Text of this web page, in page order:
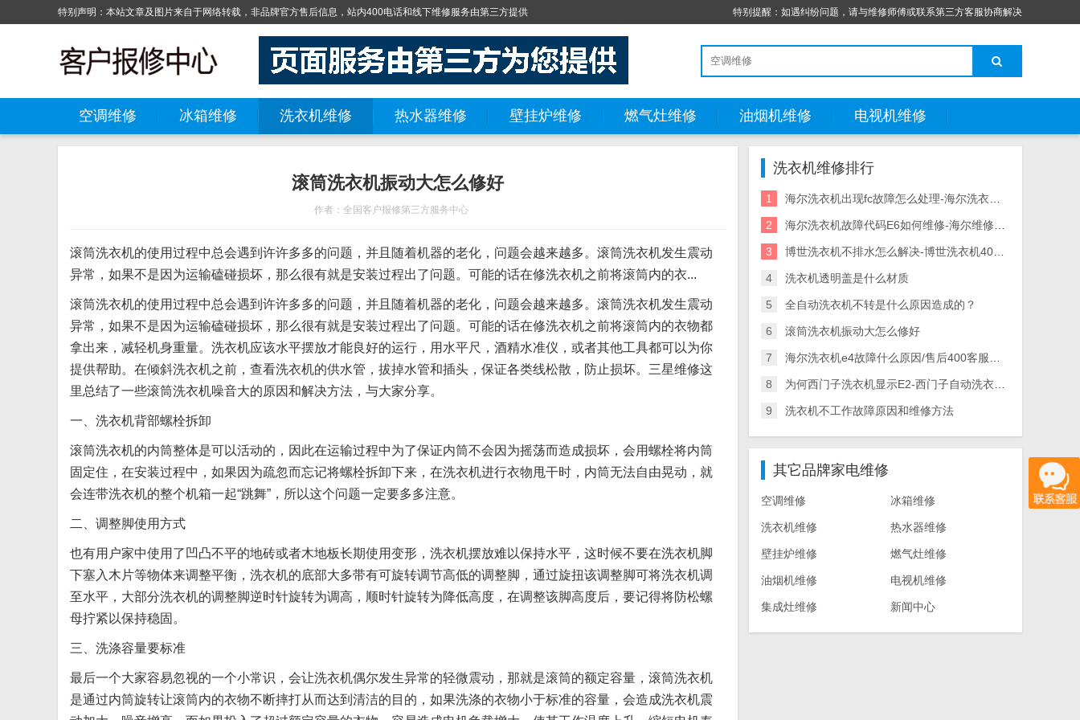
特别提醒：如遇纠纷问题，请与维修师傅或联系第三方客服协商解决
特别声明：本站文章及图片来自于网络转载，非品牌官方售后信息，站内400电话和线下维修服务由第三方提供
空调维修 冰箱维修 洗衣机维修 热水器维修 壁挂炉维修 燃气灶维修 油烟机维修 电视机维修
滚筒洗衣机振动大怎么修好
作者：全国客户报修第三方服务中心
滚筒洗衣机的使用过程中总会遇到许许多多的问题，并且随着机器的老化，问题会越来越多。滚筒洗衣机发生震动
异常，如果不是因为运输磕碰损坏，那么很有就是安装过程出了问题。可能的话在修洗衣机之前将滚筒内的衣...
滚筒洗衣机的使用过程中总会遇到许许多多的问题，并且随着机器的老化，问题会越来越多。滚筒洗衣机发生震动
异常，如果不是因为运输磕碰损坏，那么很有就是安装过程出了问题。可能的话在修洗衣机之前将滚筒内的衣物都
拿出来，减轻机身重量。洗衣机应该水平摆放才能良好的运行，用水平尺，酒精水准仪，或者其他工具都可以为你
提供帮助。在倾斜洗衣机之前，查看洗衣机的供水管，拔掉水管和插头，保证各类线松散，防止损坏。三星维修这
里总结了一些滚筒洗衣机噪音大的原因和解决方法，与大家分享。
一、洗衣机背部螺栓拆卸
滚筒洗衣机的内筒整体是可以活动的，因此在运输过程中为了保证内筒不会因为摇荡而造成损坏，会用螺栓将内筒
固定住，在安装过程中，如果因为疏忽而忘记将螺栓拆卸下来，在洗衣机进行衣物甩干时，内筒无法自由晃动，就
会连带洗衣机的整个机箱一起“跳舞”，所以这个问题一定要多多注意。
二、调整脚使用方式
也有用户家中使用了凹凸不平的地砖或者木地板长期使用变形，洗衣机摆放难以保持水平，这时候不要在洗衣机脚
下塞入木片等物体来调整平衡，洗衣机的底部大多带有可旋转调节高低的调整脚，通过旋扭该调整脚可将洗衣机调
至水平，大部分洗衣机的调整脚逆时针旋转为调高，顺时针旋转为降低高度，在调整该脚高度后，要记得将防松螺
母拧紧以保持稳固。
三、洗涤容量要标准
最后一个大家容易忽视的一个小常识，会让洗衣机偶尔发生异常的轻微震动，那就是滚筒的额定容量，滚筒洗衣机
是通过内筒旋转让滚筒内的衣物不断摔打从而达到清洁的目的，如果洗涤的衣物小于标准的容量，会造成洗衣机震
洗衣机维修排行
1 海尔洗衣机出现fc故障怎么处理-海尔洗衣机在线报修
2 海尔洗衣机故障代码E6如何维修-海尔维修服务
3 博世洗衣机不排水怎么解决-博世洗衣机400售后服务中心
4 洗衣机透明盖是什么材质
5 全自动洗衣机不转是什么原因造成的？
6 滚筒洗衣机振动大怎么修好
7 海尔洗衣机e4故障什么原因/售后400客服中心
8 为何西门子洗衣机显示E2-西门子自动洗衣机故障代码
9 洗衣机不工作故障原因和维修方法
其它品牌家电维修
空调维修 冰箱维修
洗衣机维修 热水器维修
壁挂炉维修 燃气灶维修
油烟机维修 电视机维修
集成灶维修 新闻中心